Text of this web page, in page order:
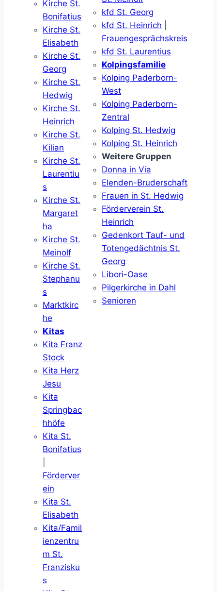
Kirche St.
Bonifatius
Kirche St.
Elisabeth
Kirche St.
Georg
Kirche St.
Hedwig
Kirche St.
Heinrich
Kirche St.
Kilian
Kirche St.
Laurentiu
s
Kirche St.
Margaret
ha
Kirche St.
Meinolf
Kirche St.
Stephanu
s
Marktkirc
he
Kitas
Kita Franz
Stock
Kita Herz
Jesu
Kita
Springbac
hhöfe
Kita St.
Bonifatius
Förderver
ein
Kita St.
Elisabeth
Kita/Famil
ienzentru
m St.
Franzisku
s
kfd St. Georg
kfd St. Heinrich
Frauengesprächskreis
kfd St. Laurentius
Kolpingsfamilie
Kolping Paderborn-
West
Kolping Paderborn-
Zentral
Kolping St. Hedwig
Kolping St. Heinrich
Weitere Gruppen
Donna in Via
Elenden-Bruderschaft
Frauen in St. Hedwig
Förderverein St.
Heinrich
Gedenkort Tauf- und
Totengedächtnis St.
Georg
Libori-Oase
Pilgerkirche in Dahl
Senioren